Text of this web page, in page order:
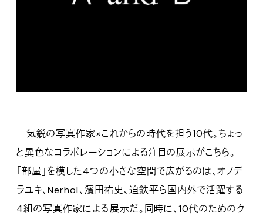
気鋭の写真作家×これからの時代を担う10代。ちょっ
と異色なコラボレーションによる注目の展示がこちら。
「部屋」を模した4つの小さな空間で広がるのは、オノデ
ラユキ、Nerhol、濱田祐史、迫鉄平ら国内外で活躍する
4組の写真作家による展示だ。同時に、10代のためのク